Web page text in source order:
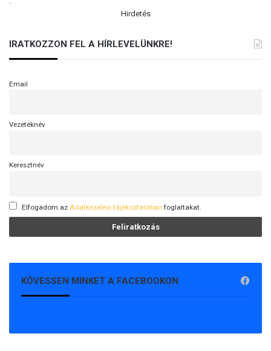
Hirdetés
IRATKOZZON FEL A HÍRLEVELÜNKRE!
Email
Vezetéknév
Keresztnév
Elfogadom az Adatkezelési tájékoztatóban foglaltakat.
KÖVESSEN MINKET A FACEBOOKON